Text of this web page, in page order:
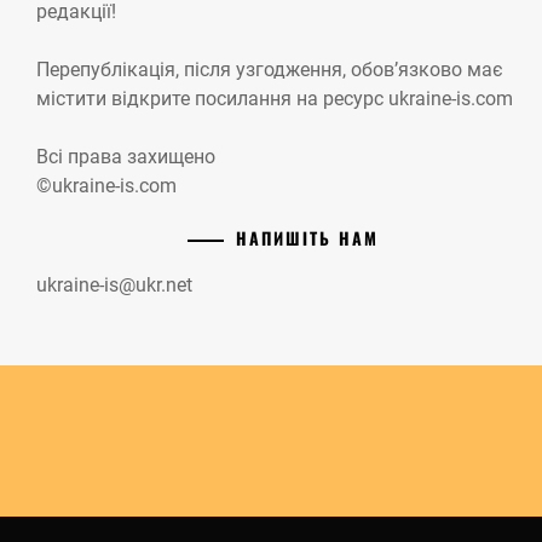
редакції!
Перепублікація, після узгодження, обов’язково має
містити відкрите посилання на ресурс ukraine-is.com
Всі права захищено
©ukraine-is.com
НАПИШІТЬ НАМ
ukraine-is@ukr.net